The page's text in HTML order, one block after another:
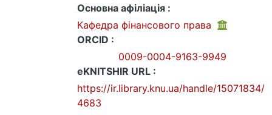
Основна афіліація :
Кафедра фінансового права
ORCID :
0009-0004-9163-9949
eKNITSHIR URL :
https://ir.library.knu.ua/handle/15071834/
4683